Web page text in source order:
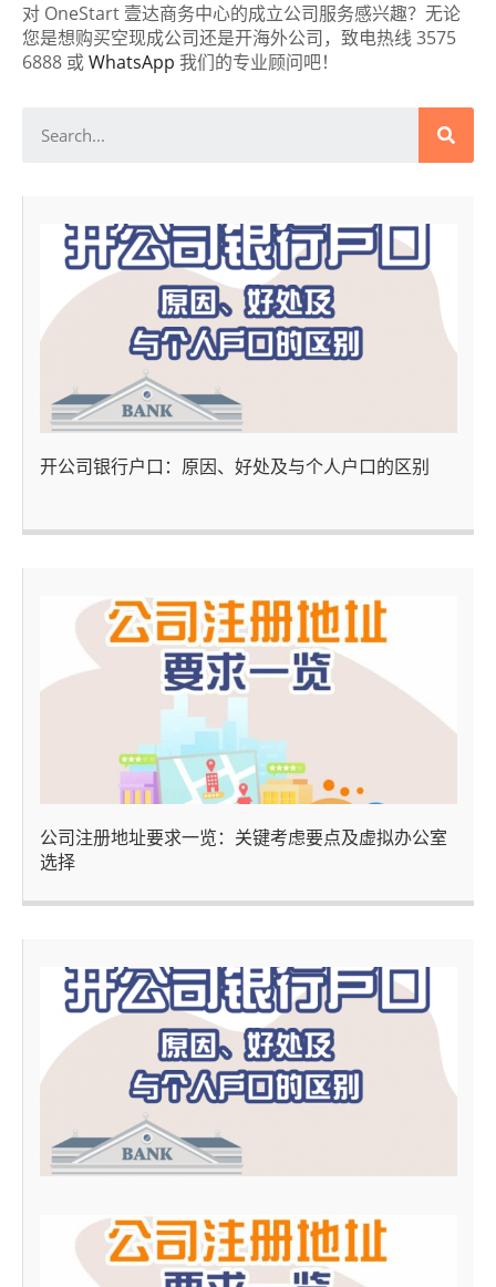
对 OneStart 壹达商务中心的成立公司服务感兴趣？无论
您是想购买空现成公司还是开海外公司，致电热线 3575
6888 或WhatsApp 我们的专业顾问吧！
开公司银行户口：原因、好处及与个人户口的区别
公司注册地址要求一览：关键考虑要点及虚拟办公室
选择